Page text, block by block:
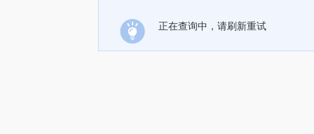
正在查询中，请刷新重试